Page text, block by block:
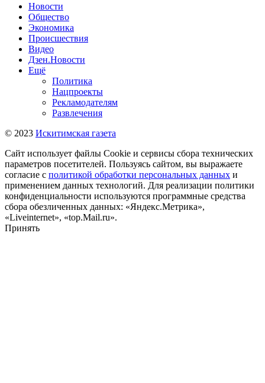
Новости
Общество
Экономика
Происшествия
Видео
Дзен.Новости
Ещё
Политика
Нацпроекты
Рекламодателям
Развлечения
© 2023 Искитимская газета
Сайт использует файлы Cookie и сервисы сбора технических
параметров посетителей. Пользуясь сайтом, вы выражаете
согласие с политикой обработки персональных данных и
применением данных технологий. Для реализации политики
конфиденциальности используются программные средства
сбора обезличенных данных: «Яндекс.Метрика»,
«Liveinternet», «top.Mail.ru».
Принять